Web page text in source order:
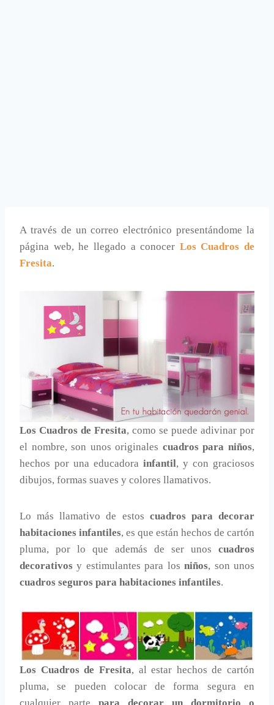
A través de un correo electrónico presentándome la
página web, he llegado a conocer Los Cuadros de
Fresita.
Los Cuadros de Fresita, como se puede adivinar por
el nombre, son unos originales cuadros para niños,
hechos por una educadora infantil, y con graciosos
dibujos, formas suaves y colores llamativos.
Lo más llamativo de estos cuadros para decorar
habitaciones infantiles, es que están hechos de cartón
pluma, por lo que además de ser unos cuadros
decorativos y estimulantes para losniños, son unos
cuadros seguros para habitaciones infantiles.
Los Cuadros de Fresita, al estar hechos de cartón
pluma, se pueden colocar de forma segura en
cualquier parte para decorar un dormitorio o